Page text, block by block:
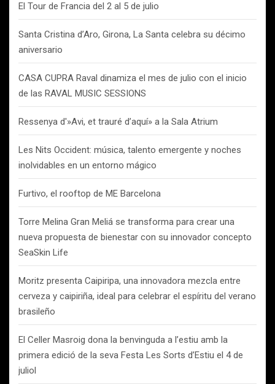
El Tour de Francia del 2 al 5 de julio
Santa Cristina d’Aro, Girona, La Santa celebra su décimo
aniversario
CASA CUPRA Raval dinamiza el mes de julio con el inicio
de las RAVAL MUSIC SESSIONS
Ressenya d'»Avi, et trauré d’aquí» a la Sala Atrium
Les Nits Occident: música, talento emergente y noches
inolvidables en un entorno mágico
Furtivo, el rooftop de ME Barcelona
Torre Melina Gran Meliá se transforma para crear una
nueva propuesta de bienestar con su innovador concepto
SeaSkin Life
Moritz presenta Caipiripa, una innovadora mezcla entre
cerveza y caipiriña, ideal para celebrar el espíritu del verano
brasileño
El Celler Masroig dona la benvinguda a l’estiu amb la
primera edició de la seva Festa Les Sorts d’Estiu el 4 de
juliol